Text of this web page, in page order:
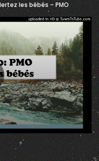
les bébés – PMO
0